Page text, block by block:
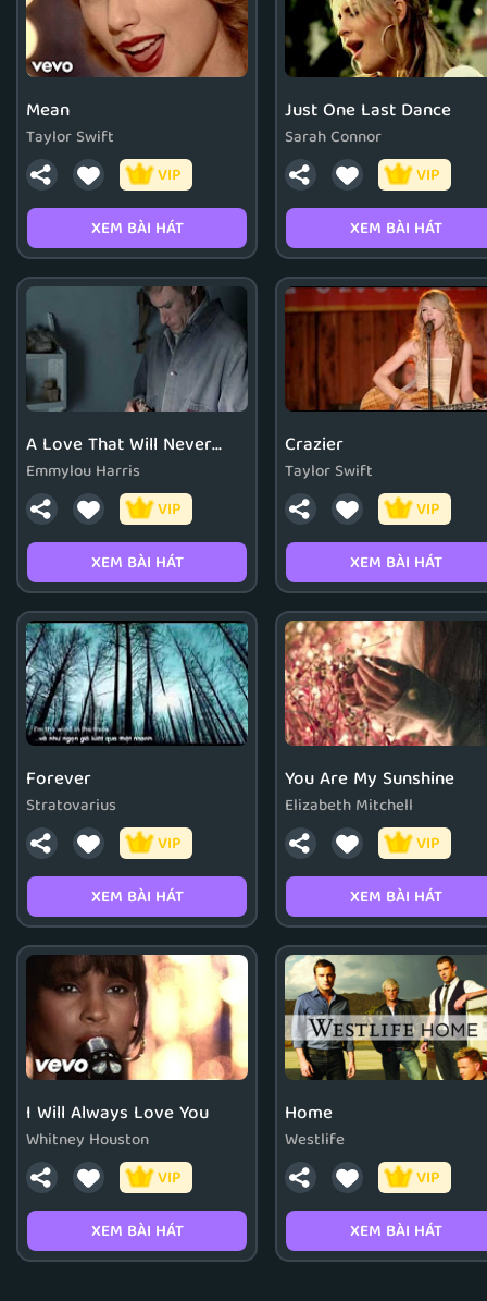
Mean
Taylor Swift
VIP
XEM BÀI HÁT
Just One Last Dance
Sarah Connor
VIP
XEM BÀI HÁT
A Love That Will Never
Grow Old
Emmylou Harris
VIP
XEM BÀI HÁT
Crazier
Taylor Swift
VIP
XEM BÀI HÁT
Forever
Stratovarius
VIP
XEM BÀI HÁT
You Are My Sunshine
Elizabeth Mitchell
VIP
XEM BÀI HÁT
I Will Always Love You
Whitney Houston
VIP
XEM BÀI HÁT
Home
Westlife
VIP
XEM BÀI HÁT